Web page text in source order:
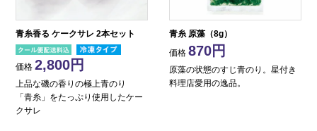
青糸香る ケークサレ 2本セット
価格 2,800
上品な磯の香りの極上青のり
「青糸」をたっぷり使用したケー
クサレ
青糸 原藻（8g）
価格 870
原藻の状態のすじ青のり。星付き
料理店愛用の逸品。